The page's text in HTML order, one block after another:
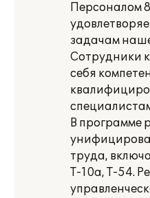
Персоналом
задачам
Сотрудники
себя
В программе
труда,
Т-10а, Т-54.